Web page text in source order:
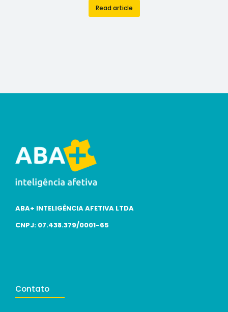
Read article
ABA+ INTELIGÊNCIA AFETIVA LTDA
CNPJ: 07.438.379/0001-65
Contato